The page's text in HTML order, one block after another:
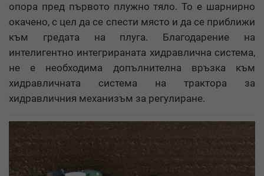
опора пред първото плужно тяло. То е шарнирно
окачено, с цел да се спести място и да се приближи
към гредата на плуга. Благодарение на
интелигентно интегрираната хидравлична система,
не е необходима допълнителна връзка към
хидравличната система на трактора за
хидравличния механизъм за регулиране.